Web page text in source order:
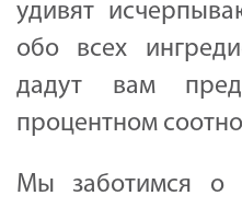
удивят
обо всех
дадут вам
процентном
Мы заботимся о